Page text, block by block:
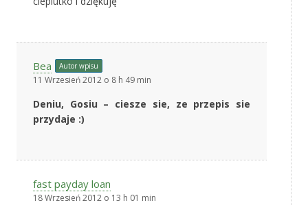
Bea Autor wpisu
11 Wrzesień 2012 o 8 h 49 min
Deniu, Gosiu – ciesze sie, ze przepis sie
przydaje :)
fast payday loan
18 Wrzesień 2012 o 13 h 01 min